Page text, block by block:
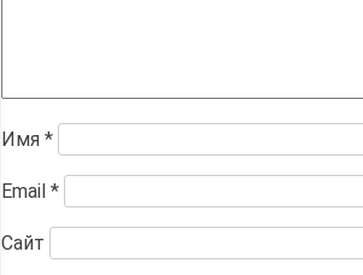
Имя *
Email *
Сайт